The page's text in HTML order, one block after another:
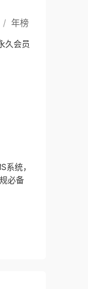
/ 年榜
久会员
系统，
必备